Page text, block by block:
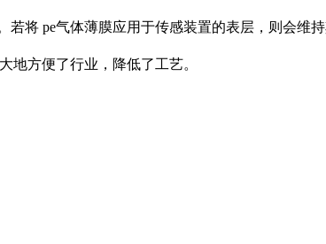
若将 pe气体薄膜应用于传感装置的表层，则会维
了行业，降低了工艺。